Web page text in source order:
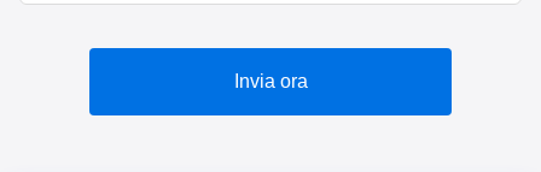
Invia ora